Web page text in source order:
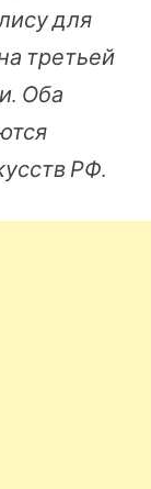
для
третьей
Оба
РФ.